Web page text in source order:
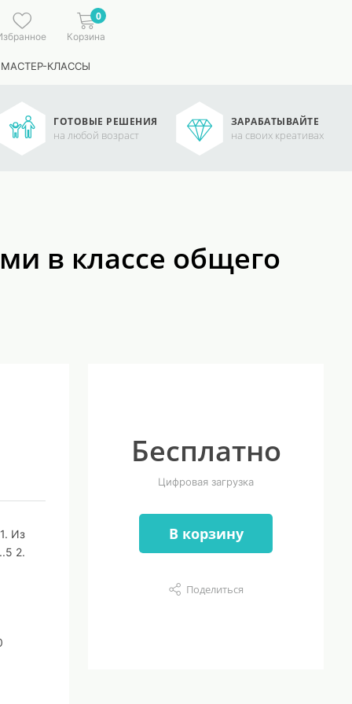
0
Корзина
КЛАССЫ
ГОТОВЫЕ РЕШЕНИЯ
на любой возраст
ЗАРАБАТЫВАЙТЕ
на своих креативах
в классе общего
Из
2.
Бесплатно
Цифровая загрузка
В корзину
Поделиться